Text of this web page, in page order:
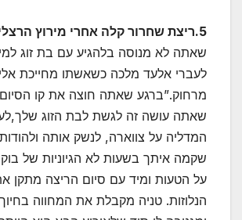
5.ריצת שחרור קלה אחרי מירוץ הרצליה-
שאתה לא מנוסה בלהגיע עם בת זוג
לעברי אלעד מלכה כשאשתו מחייכת
מרחוק.”ברגע שאתה חוצה את קו
שאתה עושה זה לגשת לבת הזוג
המדליה על צווארה, לנשק אותה
שקמה איתך בשעות לא הגיוניות של
על הטעות ומיד עם סיום הריצה מתקן
הנלוזות. טניה מקבלת את המחווה בחיוך